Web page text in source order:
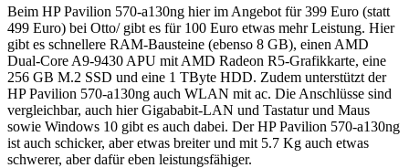
Beim HP Pavilion 570-a130ng hier im Angebot für 399 Euro (statt
499 Euro) bei Otto/ gibt es für 100 Euro etwas mehr Leistung. Hier
gibt es schnellere RAM-Bausteine (ebenso 8 GB), einen AMD
Dual-Core A9-9430 APU mit AMD Radeon R5-Grafikkarte, eine
256 GB M.2 SSD und eine 1 TByte HDD. Zudem unterstützt der
HP Pavilion 570-a130ng auch WLAN mit ac. Die Anschlüsse sind
vergleichbar, auch hier Gigababit-LAN und Tastatur und Maus
sowie Windows 10 gibt es auch dabei. Der HP Pavilion 570-a130ng
ist auch schicker, aber etwas breiter und mit 5.7 Kg auch etwas
schwerer, aber dafür eben leistungsfähiger.